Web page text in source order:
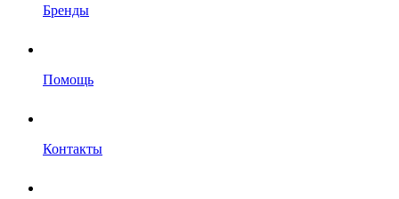
Бренды
Помощь
Контакты